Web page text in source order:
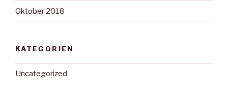
Oktober 2018
KATEGORIEN
Uncategorized